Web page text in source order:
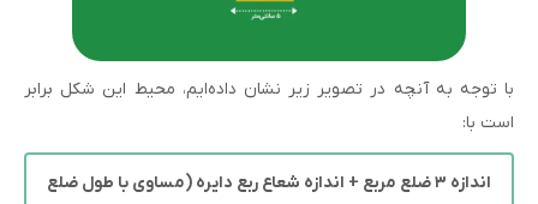
با توجه به آنچه در تصویر زیر نشان داده‌ایم، محیط این شکل برابر
است با:
اندازه ۳ ضلع مربع + اندازه شعاع ربع دایره (مساوی با طول ضلع